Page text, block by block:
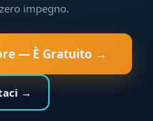
impegno.
— È Gratuito →
→